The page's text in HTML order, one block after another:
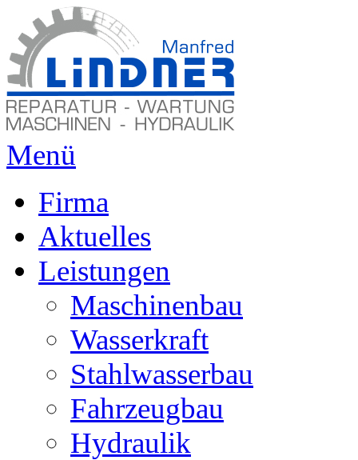
Menü
Firma
Aktuelles
Leistungen
Maschinenbau
Wasserkraft
Stahlwasserbau
Fahrzeugbau
Hydraulik